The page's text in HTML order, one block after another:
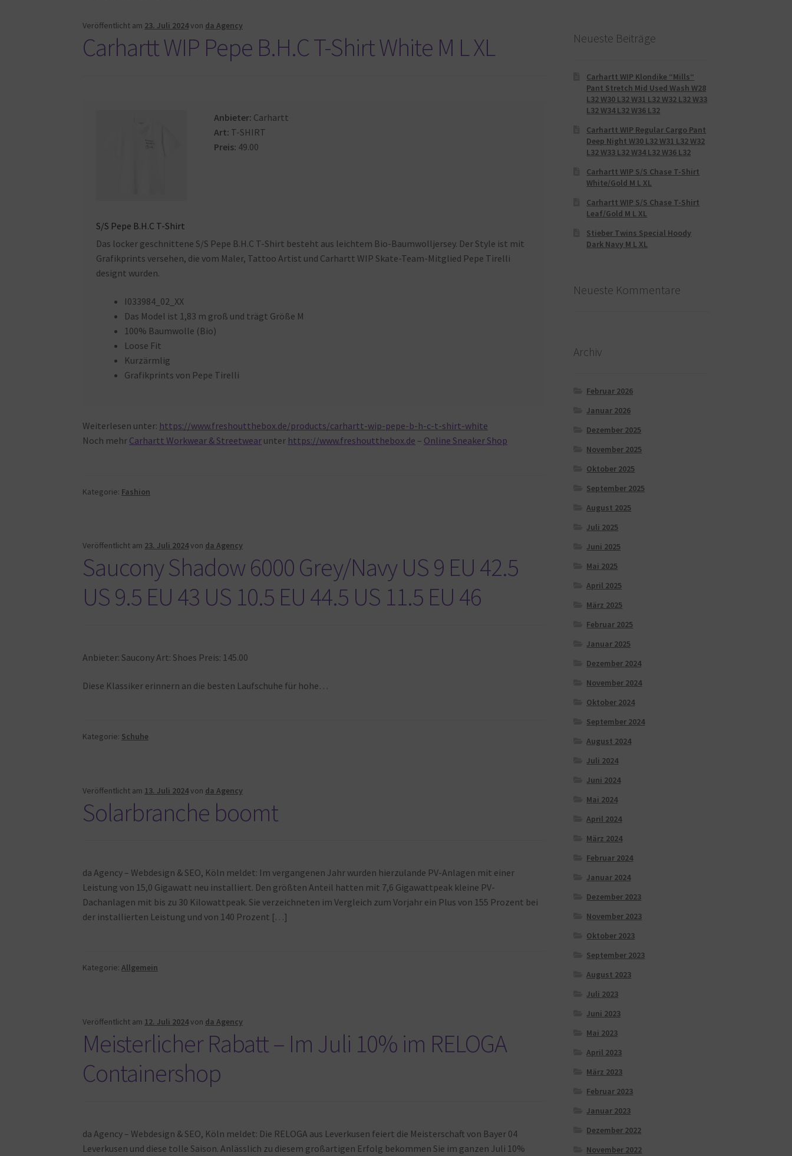
Veröffentlicht am 23. Juli 2024von da Agency
Carhartt WIP Pepe B.H.C T-Shirt White M L XL
Anbieter: Carhartt
Art: T-SHIRT
Preis: 49.00
S/S Pepe B.H.C T-Shirt
Das locker geschnittene S/S Pepe B.H.C T-Shirt besteht aus leichtem Bio-Baumwolljersey. Der Style ist mit
Grafikprints versehen, die vom Maler, Tattoo Artist und Carhartt WIP Skate-Team-Mitglied Pepe Tirelli
designt wurden.
I033984_02_XX
Das Model ist 1,83 m groß und trägt Größe M
100% Baumwolle (Bio)
Loose Fit
Kurzärmlig
Grafikprints von Pepe Tirelli
Weiterlesen unter: https://www.freshoutthebox.de/products/carhartt-wip-pepe-b-h-c-t-shirt-white
Noch mehr Carhartt Workwear & Streetwear unter https://www.freshoutthebox.de – Online Sneaker Shop
Kategorie: Fashion
Veröffentlicht am 23. Juli 2024von da Agency
Saucony Shadow 6000 Grey/Navy US 9 EU 42.5
US 9.5 EU 43 US 10.5 EU 44.5 US 11.5 EU 46
Anbieter: Saucony Art: Shoes Preis: 145.00
Diese Klassiker erinnern an die besten Laufschuhe für hohe…
Kategorie: Schuhe
Veröffentlicht am 13. Juli 2024von da Agency
Solarbranche boomt
da Agency – Webdesign & SEO, Köln meldet: Im vergangenen Jahr wurden hierzulande PV-Anlagen mit einer
Leistung von 15,0 Gigawatt neu installiert. Den größten Anteil hatten mit 7,6 Gigawattpeak kleine PV-
Dachanlagen mit bis zu 30 Kilowattpeak. Sie verzeichneten im Vergleich zum Vorjahr ein Plus von 155 Prozent bei
der installierten Leistung und von 140 Prozent […]
Kategorie:Allgemein
Veröffentlicht am 12. Juli 2024von da Agency
Meisterlicher Rabatt – Im Juli 10% im RELOGA
Containershop
da Agency – Webdesign & SEO, Köln meldet: Die RELOGA aus Leverkusen feiert die Meisterschaft von Bayer 04
Leverkusen und diese tolle Saison. Anlässlich zu diesem großartigen Erfolg bekommen Sie im ganzen Juli 10%
Neueste Beiträge
Carhartt WIP Klondike “Mills“
Pant Stretch Mid Used Wash W28
L32 W30 L32 W31 L32 W32 L32 W33
L32 W34 L32 W36 L32
Carhartt WIP Regular Cargo Pant
Deep Night W30 L32 W31 L32 W32
L32 W33 L32 W34 L32 W36 L32
Carhartt WIP S/S Chase T-Shirt
White/Gold M L XL
Carhartt WIP S/S Chase T-Shirt
Leaf/Gold M L XL
Stieber Twins Special Hoody
Dark Navy M L XL
Neueste Kommentare
Archiv
Februar 2026
Januar 2026
Dezember 2025
November 2025
Oktober 2025
September 2025
August 2025
Juli 2025
Juni 2025
Mai 2025
April 2025
März 2025
Februar 2025
Januar 2025
Dezember 2024
November 2024
Oktober 2024
September 2024
August 2024
Juli 2024
Juni 2024
Mai 2024
April 2024
März 2024
Februar 2024
Januar 2024
Dezember 2023
November 2023
Oktober 2023
September 2023
August 2023
Juli 2023
Juni 2023
Mai 2023
April 2023
März 2023
Februar 2023
Januar 2023
Dezember 2022
November 2022